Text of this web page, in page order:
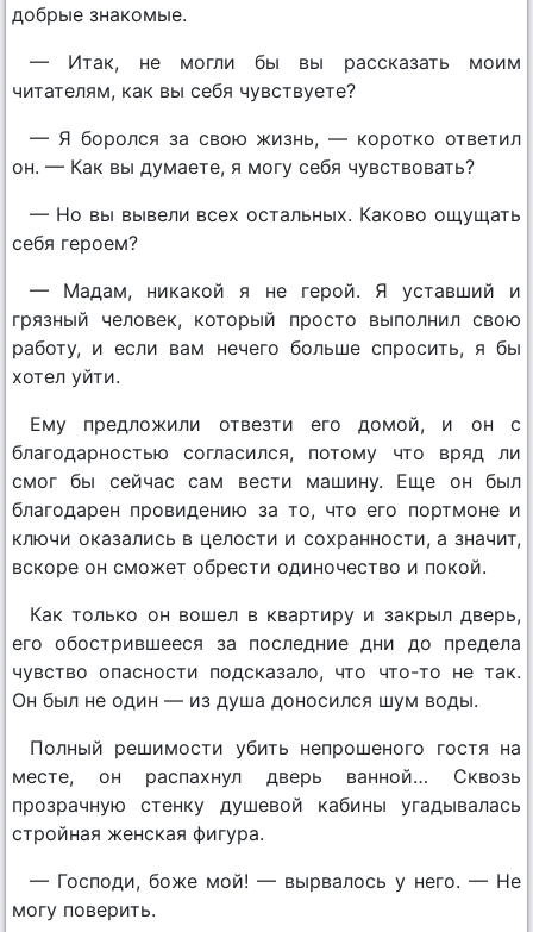
добрые знакомые.
— Итак, не могли бы вы рассказать моим
читателям, как вы себя чувствуете?
— Я боролся за свою жизнь, — коротко ответил
он. — Как вы думаете, я могу себя чувствовать?
— Но вы вывели всех остальных. Каково ощущать
себя героем?
— Мадам, никакой я не герой. Я уставший и
грязный человек, который просто выполнил свою
работу, и если вам нечего больше спросить, я бы
хотел уйти.
Ему предложили отвезти его домой, и он с
благодарностью согласился, потому что вряд ли
смог бы сейчас сам вести машину. Еще он был
благодарен провидению за то, что его портмоне и
ключи оказались в целости и сохранности, а значит,
вскоре он сможет обрести одиночество и покой.
Как только он вошел в квартиру и закрыл дверь,
его обострившееся за последние дни до предела
чувство опасности подсказало, что что-то не так.
Он был не один — из душа доносился шум воды.
Полный решимости убить непрошеного гостя на
месте, он распахнул дверь ванной… Сквозь
прозрачную стенку душевой кабины угадывалась
стройная женская фигура.
— Господи, боже мой! — вырвалось у него. — Не
могу поверить.